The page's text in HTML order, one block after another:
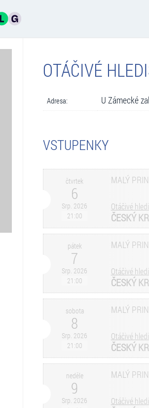
OTÁČIVÉ
Adresa: U Zámecké
VSTUPENKY
čtvrtek
6
Srp. 2026
21:00
MALÝ
Otáčivé
ČESKÝ
pátek
7
Srp. 2026
21:00
MALÝ
Otáčivé
ČESKÝ
sobota
8
Srp. 2026
21:00
MALÝ
Otáčivé
ČESKÝ
neděle
9
Srp. 2026
MALÝ
Otáčivé